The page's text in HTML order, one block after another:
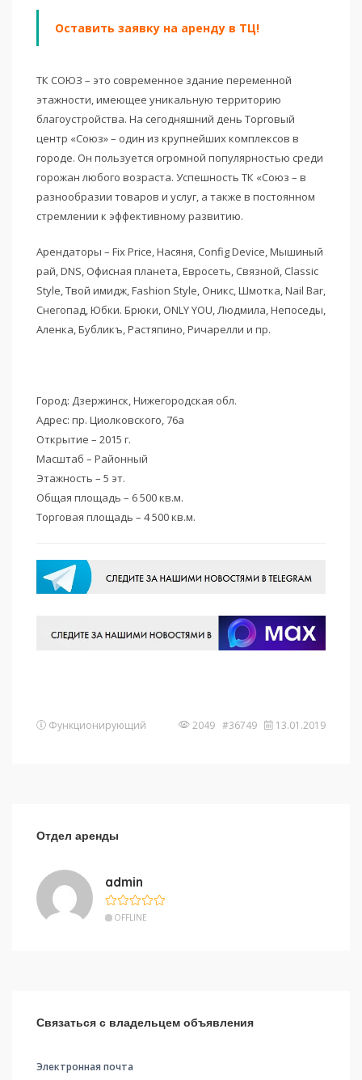
Оставить заявку на аренду в ТЦ!
ТК СОЮЗ – это современное здание переменной
этажности, имеющее уникальную территорию
благоустройства. На сегодняшний день Торговый
центр «Союз» – один из крупнейших комплексов в
городе. Он пользуется огромной популярностью среди
горожан любого возраста. Успешность ТК «Союз – в
разнообразии товаров и услуг, а также в постоянном
стремлении к эффективному развитию.
Арендаторы – Fix Price, Насяня, Config Device, Мышиный
рай, DNS, Офисная планета, Евросеть, Связной, Classic
Style, Твой имидж, Fashion Style, Оникс, Шмотка, Nail Bar,
Снегопад, Юбки. Брюки, ONLY YOU, Людмила, Непоседы,
Аленка, Бубликъ, Растяпино, Ричарелли и пр.
Город: Дзержинск, Нижегородская обл.
Адрес: пр. Циолковского, 76а
Открытие – 2015 г.
Масштаб – Районный
Этажность – 5 эт.
Общая площадь – 6 500 кв.м.
Торговая площадь – 4 500 кв.м.
Функционирующий 2049 #36749 13.01.2019
Отдел аренды
admin
OFFLINE
Связаться с владельцем объявления
Электронная почта